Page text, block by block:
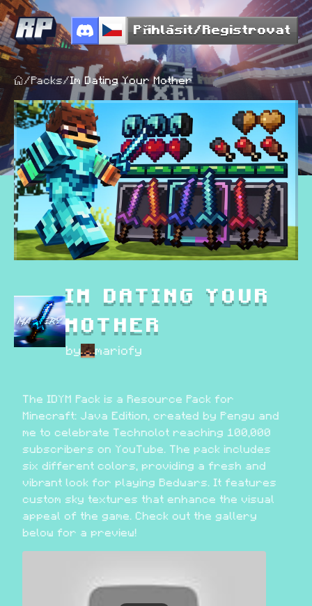
Přihlásit/Registrovat
/ Packs/Im Dating Your Mother
IM DATING YOUR
MOTHER
by mariofy
The IDYM Pack is a Resource Pack for
Minecraft: Java Edition, created by Pengu and
me to celebrate Technolot reaching 100,000
subscribers on YouTube. The pack includes
six different colors, providing a fresh and
vibrant look for playing Bedwars. It features
custom sky textures that enhance the visual
appeal of the game. Check out the gallery
below for a preview!